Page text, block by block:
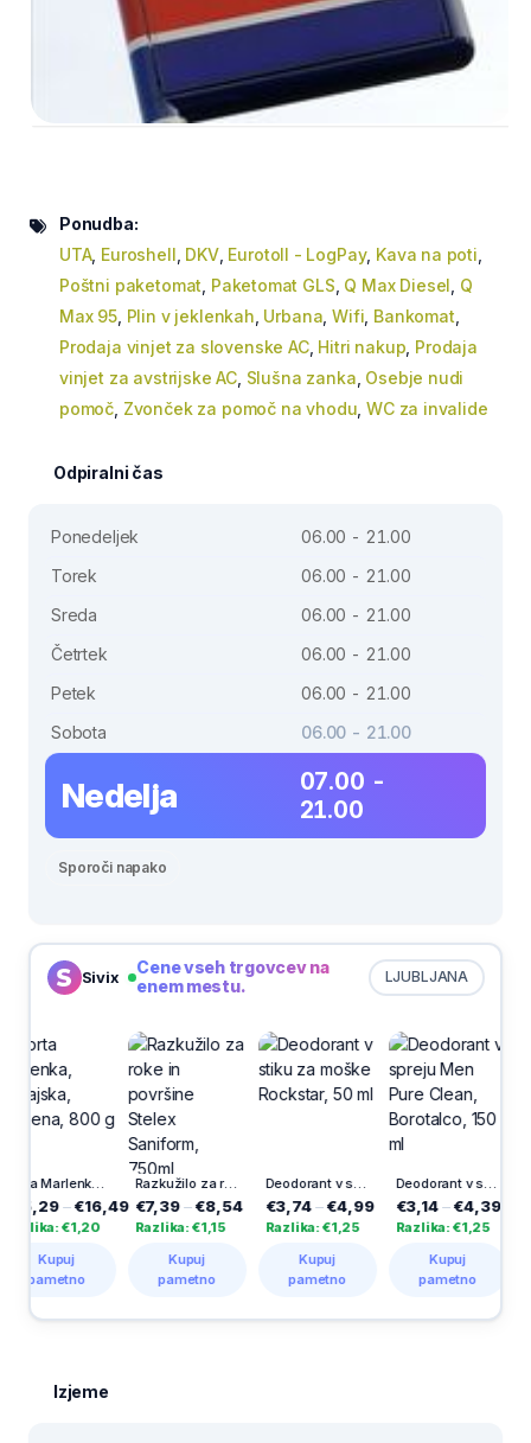
Ponudba:
UTA, Euroshell DKV, Eurotoll - LogPay, Kava na poti
Poštni paketomat Paketomat GLS Q Max Diesel Q
Max 95, Plin v jeklenkah Urbana ,Wifi Bankomat
Prodaja vinjet za slovenske AC, Hitri nakup Prodaja
vinjet za avstrijske AC, Slušna zanka Osebje nudi
pomoč Zvonček za pomoč na vhodu ,WC za invalide
Odpiralni čas
Ponedeljek
06.00 - 21.00
Torek
06.00 - 21.00
Sreda
06.00 - 21.00
Četrtek
06.00 - 21.00
Petek
06.00 - 21.00
Sobota
06.00 - 21.00
Nedelja
07.00 -
21.00
Sporoči napako
Sivix LJUBLJANA
Cene vseh trgovcev na
enem mestu.
Torta Marlenka, Dunajska, medena, 800 g
–€16,49
€1,20
Kupuj
Razkužilo za roke in površine Stelex Saniform, 750ml
€7,39–€8,54
Razlika: €1,15
Kupuj
pametno
Deodorant v stiku za moške Rockstar, 50 ml
€3,74– €4,99
Razlika: €1,25
Kupuj
pametno
Deodorant v spreju Men Pure Clean, Borotalco, 150 ml
€3,14– €4,39
Razlika: €1,25
Kupuj
pametno
Izjeme